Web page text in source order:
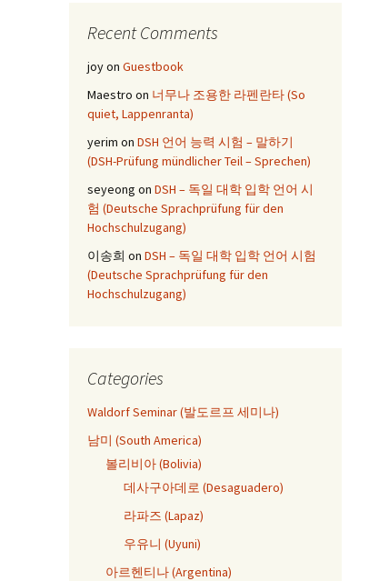
Recent Comments
joyon Guestbook
Maestro on 너무나 조용한 라펜란타 (So
quiet, Lappenranta)
yerim on DSH 언어 능력 시험 – 말하기
(DSH-Prüfung mündlicher Teil – Sprechen)
seyeong on DSH – 독일 대학 입학 언어 시
험 (Deutsche Sprachprüfung für den
Hochschulzugang)
이송희 on DSH – 독일 대학 입학 언어 시험
(Deutsche Sprachprüfung für den
Hochschulzugang)
Categories
Waldorf Seminar (발도르프 세미나)
남미 (South America)
볼리비아 (Bolivia)
데사구아데로 (Desaguadero)
라파즈 (Lapaz)
우유니 (Uyuni)
아르헨티나 (Argentina)